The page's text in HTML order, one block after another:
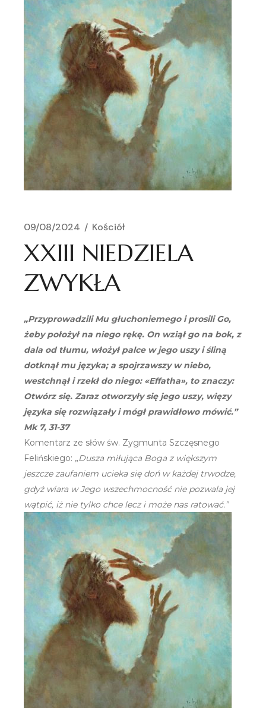
09/08/2024 Kościół
XXIII NIEDZIELA
ZWYKŁA
„Przyprowadzili Mu głuchoniemego i prosili Go,
żeby położył na niego rękę. On wziął go na bok, z
dala od tłumu, włożył palce w jego uszy i śliną
dotknął mu języka; a spojrzawszy w niebo,
westchnął i rzekł do niego: «Effatha», to znaczy:
Otwórz się. Zaraz otworzyły się jego uszy, więzy
języka się rozwiązały i mógł prawidłowo mówić.”
Mk 7, 31-37
Komentarz ze słów św. Zygmunta Szczęsnego
Felińskiego: „Dusza miłująca Boga z większym
jeszcze zaufaniem ucieka się doń w każdej trwodze,
gdyż wiara w Jego wszechmocność nie pozwala jej
wątpić, iż nie tylko chce lecz i może nas ratować.”